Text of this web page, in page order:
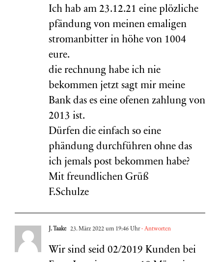
Ich hab am 23.12.21 eine plözliche
pfändung von meinen emaligen
stromanbitter in höhe von 1004
eure.
die rechnung habe ich nie
bekommen jetzt sagt mir meine
Bank das es eine ofenen zahlung von
2013 ist.
Dürfen die einfach so eine
phändung durchführen ohne das
ich jemals post bekommen habe?
Mit freundlichen Grüß
F.Schulze
J. Taake 23. März 2022 um 19:46 Uhr- Antworten
Wir sind seid 02/2019 Kunden bei